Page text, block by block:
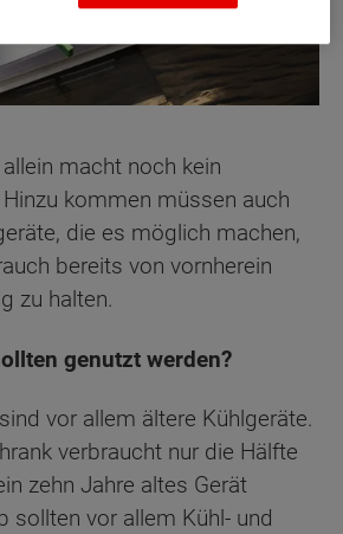
macht noch kein
kommen müssen auch
die es möglich machen,
bereits von vornherein
zu halten.
genutzt werden?
vor allem ältere Kühlgeräte.
verbraucht nur die Hälfte
zehn Jahre altes Gerät
sollten vor allem Kühl- und